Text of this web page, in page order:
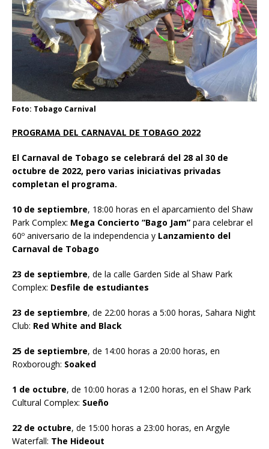
Foto: Tobago Carnival
PROGRAMA DEL CARNAVAL DE TOBAGO 2022
El Carnaval de Tobago se celebrará del 28 al 30 de
octubre de 2022, pero varias iniciativas privadas
completan el programa.
10 de septiembre, 18:00 horas en el aparcamiento del Shaw
Park Complex: Mega Concierto “Bago Jam” para celebrar el
60º aniversario de la independencia y Lanzamiento del
Carnaval de Tobago
23 de septiembre, de la calle Garden Side al Shaw Park
Complex: Desfile de estudiantes
23 de septiembre, de 22:00 horas a 5:00 horas, Sahara Night
Club: Red White and Black
25 de septiembre, de 14:00 horas a 20:00 horas, en
Roxborough: Soaked
1 de octubre, de 10:00 horas a 12:00 horas, en el Shaw Park
Cultural Complex: Sueño
22 de octubre, de 15:00 horas a 23:00 horas, en Argyle
Waterfall: The Hideout